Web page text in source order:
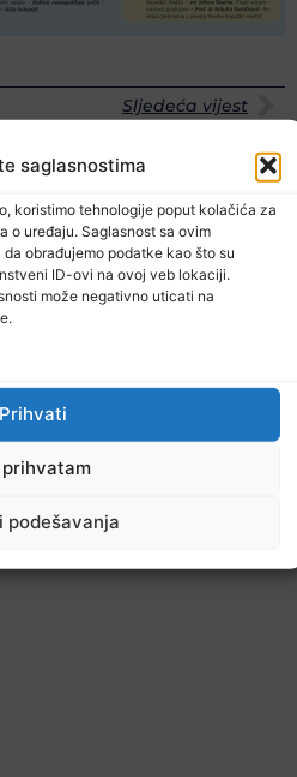
saglasnostima
koristimo tehnologije poput kolačića za
o uređaju. Saglasnost sa ovim
obrađujemo podatke kao što su
ID-ovi na ovoj veb lokaciji.
može negativno uticati na
Prihvati
prihvatam
podešavanja
Sljedeća vijest
novosti